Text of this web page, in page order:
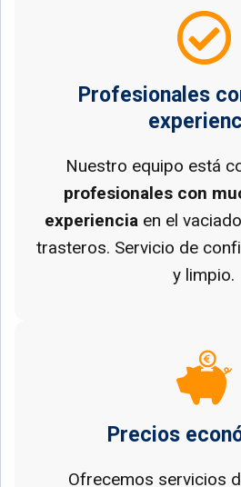
Profesionales
Nuestro equipo está
profesionales con
experiencia en el
trasteros. Servicio de
y limpio.
Precios
Ofrecemos servicios